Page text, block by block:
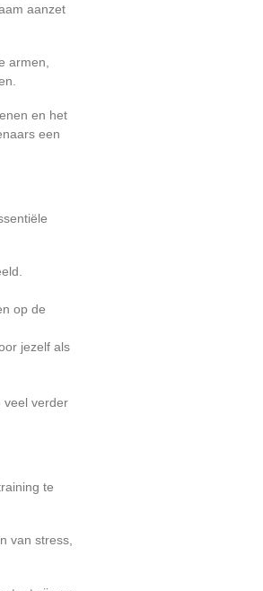
aanzet
armen,
en het
een
op de
jezelf als
veel verder
te
van stress,